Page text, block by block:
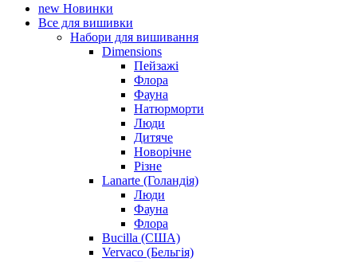
new Новинки
Все для вишивки
Набори для вишивання
Dimensions
Пейзажі
Флора
Фауна
Натюрморти
Люди
Дитяче
Новорічне
Різне
Lanarte (Голандія)
Люди
Фауна
Флора
Bucilla (США)
Vervaco (Бельгія)